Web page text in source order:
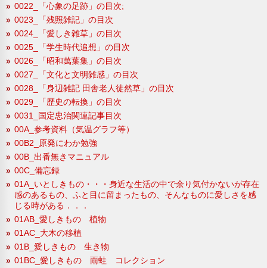
0022_「心象の足跡」の目次;
0023_「残照雑記」の目次
0024_「愛しき雑草」の目次
0025_「学生時代追想」の目次
0026_「昭和萬葉集」の目次
0027_「文化と文明雑感」の目次
0028_「身辺雑記 田舎老人徒然草」の目次
0029_「歴史の転換」の目次
0031_国定忠治関連記事目次
00A_参考資料（気温グラフ等）
00B2_原発にわか勉強
00B_出番無きマニュアル
00C_備忘録
01A_いとしきもの・・・身近な生活の中で余り気付かないが存在
感のあるもの、ふと目に留まったもの、そんなものに愛しさを感
じる時がある．．．
01AB_愛しきもの 植物
01AC_大木の移植
01B_愛しきもの 生き物
01BC_愛しきもの 雨蛙 コレクション